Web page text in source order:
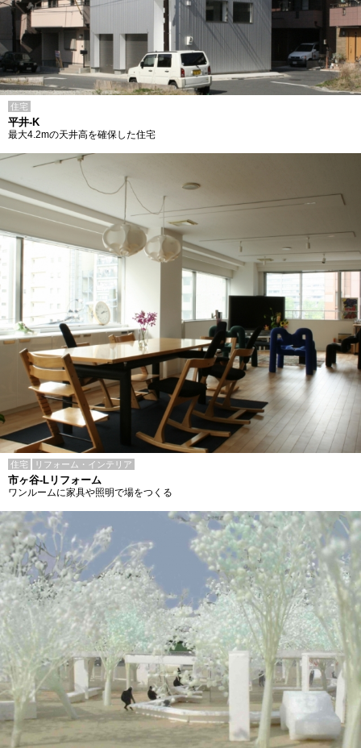
住宅
平井-K
最大4.2mの天井高を確保した住宅
住宅 リフォーム・インテリア
市ヶ谷-Lリフォーム
ワンルームに家具や照明で場をつくる